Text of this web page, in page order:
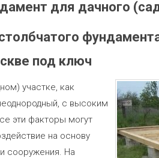
для дачного
под ключ
участке, как
с высоким
эти факторы могут
на основу
сооружения. На